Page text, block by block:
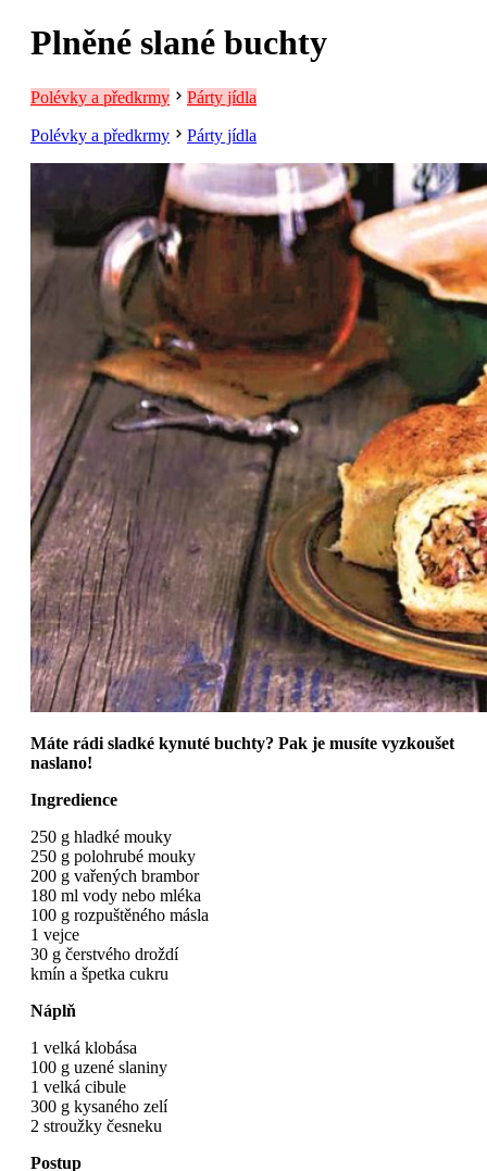
Plněné slané buchty
Polévky a předkrmy Párty jídla
Polévky a předkrmy Párty jídla
Máte rádi sladké kynuté buchty? Pak je musíte vyzkoušet
naslano!
Ingredience
250 g hladké mouky
250 g polohrubé mouky
200 g vařených brambor
180 ml vody nebo mléka
100 g rozpuštěného másla
1 vejce
30 g čerstvého droždí
kmín a špetka cukru
Náplň
1 velká klobása
100 g uzené slaniny
1 velká cibule
300 g kysaného zelí
2 stroužky česneku
Postup